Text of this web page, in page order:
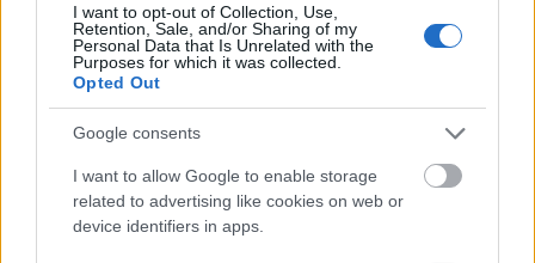
I want to opt-out of Collection, Use,
Retention, Sale, and/or Sharing of my
Personal Data that Is Unrelated with the
Purposes for which it was collected.
Opted Out
Google consents
I want to allow Google to enable storage
related to advertising like cookies on web or
device identifiers in apps.
Forrás:SorozatWiki
Címkék:nézettség Stohl András TV2 Barátok közt RTL Klub
Kasza Tibor Éjjel-Nappal Budapest RTL Magyarország
Pénzt vagy éveket! A Piramis